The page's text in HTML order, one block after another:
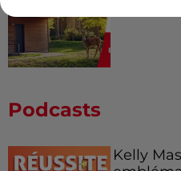
Podcasts
Kelly